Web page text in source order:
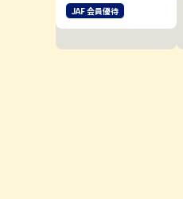
JAF 会員優待